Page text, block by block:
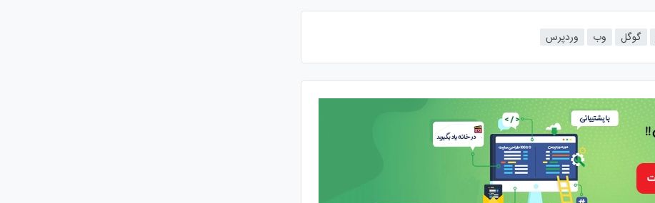
گوگل وب وردپرس